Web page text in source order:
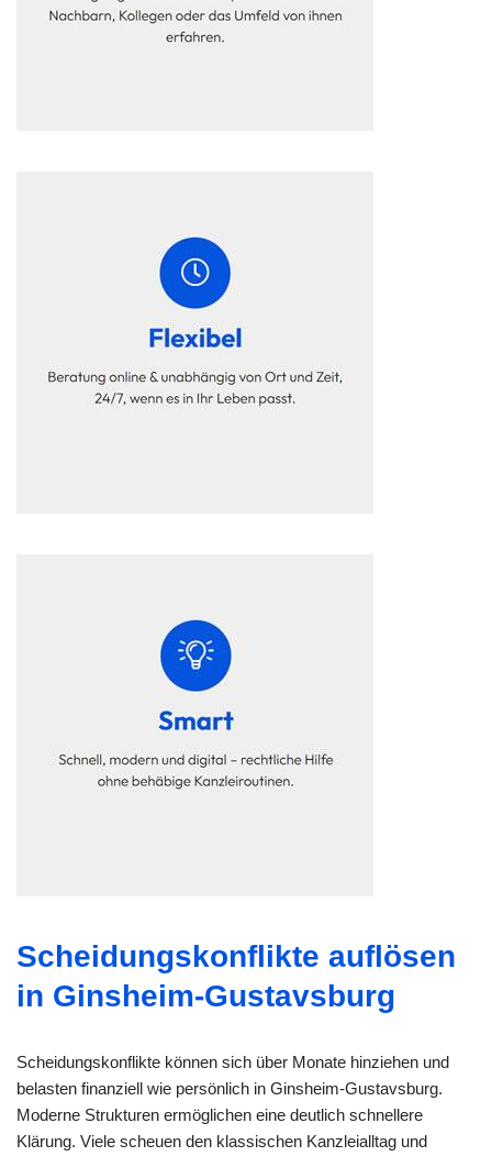
Scheidungskonflikte auflösen
in Ginsheim-Gustavsburg
Scheidungskonflikte können sich über Monate hinziehen und
belasten finanziell wie persönlich in Ginsheim-Gustavsburg.
Moderne Strukturen ermöglichen eine deutlich schnellere
Klärung. Viele scheuen den klassischen Kanzleialltag und